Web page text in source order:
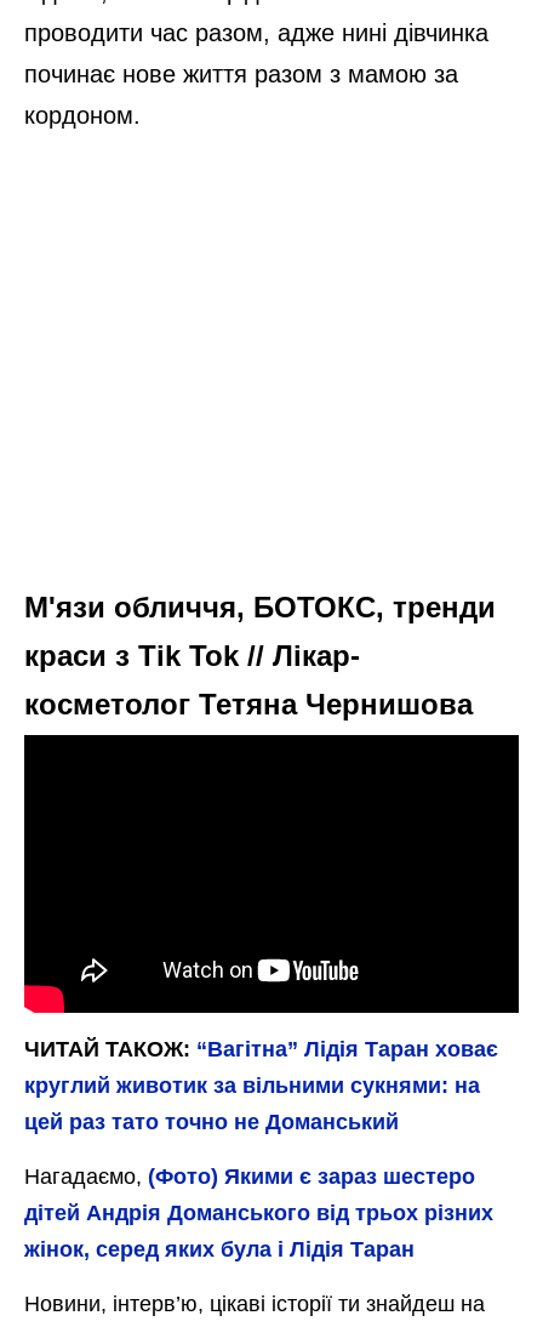
проводити час разом, адже нині дівчинка
починає нове життя разом з мамою за
кордоном.
М'язи обличчя, БОТОКС, тренди
краси з Tik Tok // Лікар-
косметолог Тетяна Чернишова
ЧИТАЙ ТАКОЖ: “Вагітна” Лідія Таран ховає
круглий животик за вільними сукнями: на
цей раз тато точно не Доманський
Нагадаємо, (Фото) Якими є зараз шестеро
дітей Андрія Доманського від трьох різних
жінок, серед яких була і Лідія Таран
Новини, інтерв’ю, цікаві історії ти знайдеш на